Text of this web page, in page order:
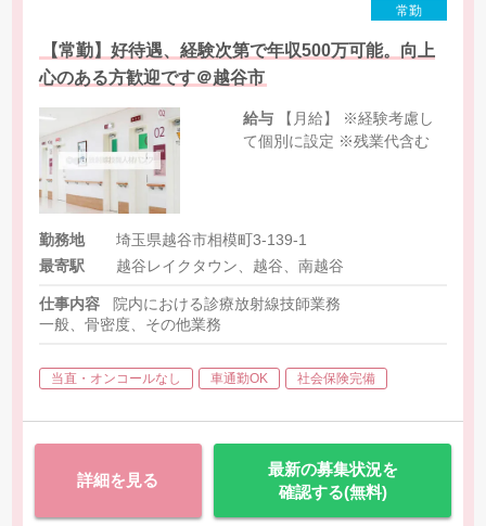
常勤
【常勤】好待遇、経験次第で年収500万可能。向上
心のある方歓迎です＠越谷市
給与
て個別に設定 ※残業代含む
勤務地
埼玉県越谷市相模町3-139-1
最寄駅
越谷レイクタウン、越谷、南越谷
仕事内容
院内における診療放射線技師業務
一般、骨密度、その他業務
当直・オンコールなし 車通勤OK 社会保険完備
詳細を見る
最新の募集状況を
確認する(無料)